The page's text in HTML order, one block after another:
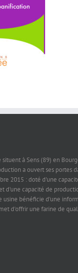
situent à Sens (89) en
a ouvert ses portes
2015 : doté d'une
d'une capacité de
usine bénéficie d'une
d'offrir une farine de